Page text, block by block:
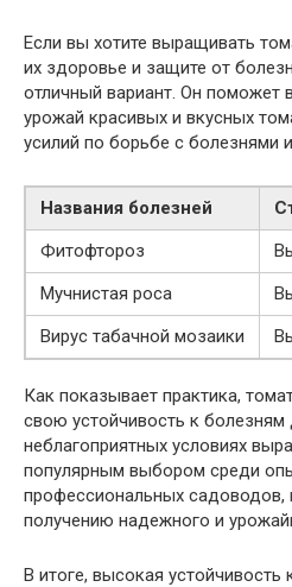
Если вы хотите выращивать
их здоровье и защите от
отличный вариант. Он поможет
урожай красивых и вкусных
усилий по борьбе с болезнями
Названия болезней
Фитофтороз
Мучнистая роса
Вирус табачной мозаики
Как показывает практика,
свою устойчивость к болезням
неблагоприятных условиях
популярным выбором среди
профессиональных садоводов,
получению надежного и
В итоге, высокая